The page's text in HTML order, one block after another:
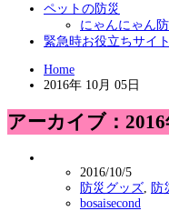
ペットの防災
にゃんにゃん
緊急時お役立ちサイト
Home
2016年 10月 05日
アーカイブ：2016
2016/10/5
防災グッズ
防
bosaisecond